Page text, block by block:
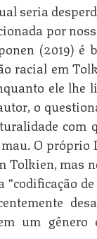
seria
por
(2019) é
racial em
ele lhe
o
com
O
Tolkien, mas
um